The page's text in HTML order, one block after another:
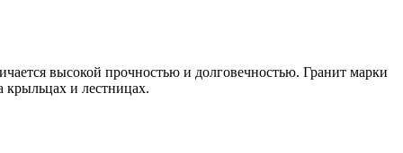
высокой прочностью и долговечностью. Гранит марки
крыльцах и лестницах.